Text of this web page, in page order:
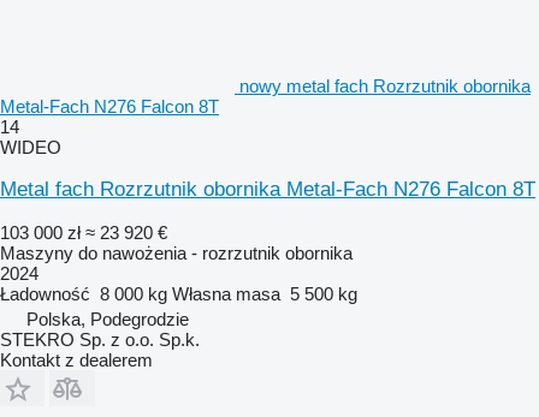
nowy metal fach Rozrzutnik obornika
Metal-Fach N276 Falcon 8T
14
WIDEO
Metal fach Rozrzutnik obornika Metal-Fach N276 Falcon 8T
103 000 zł ≈ 23 920 €
Maszyny do nawożenia - rozrzutnik obornika
2024
Ładowność 8 000 kg Własna masa 5 500 kg
Polska, Podegrodzie
STEKRO Sp. z o.o. Sp.k.
Kontakt z dealerem